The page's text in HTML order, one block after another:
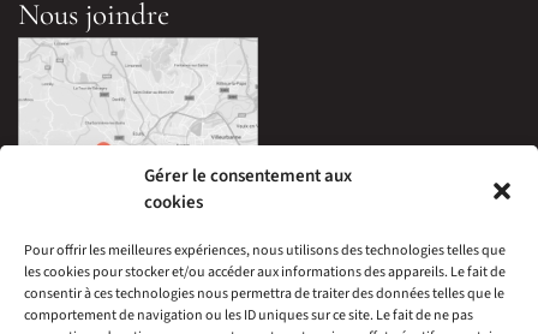
Gérer le consentement aux
cookies
Pour offrir les meilleures expériences, nous utilisons des technologies telles que
les cookies pour stocker et/ou accéder aux informations des appareils. Le fait de
consentir à ces technologies nous permettra de traiter des données telles que le
comportement de navigation ou les ID uniques sur ce site. Le fait de ne pas
Nous joindre
33 Avenue Edouard Millaud,
69290 Craponne, France